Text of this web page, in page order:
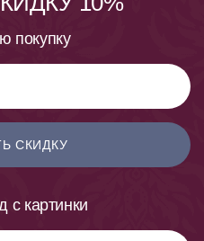
покупку
СКИДКУ
с картинки